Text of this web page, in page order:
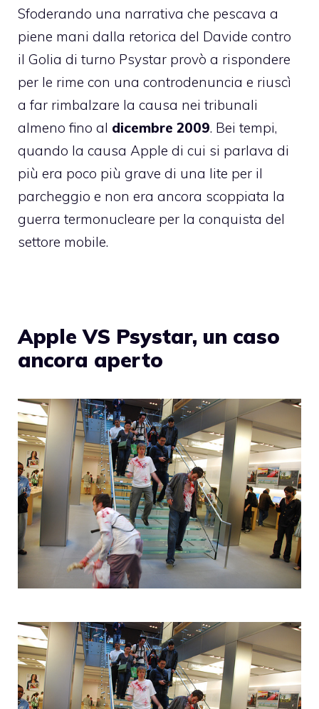
Sfoderando una narrativa che pescava a
piene mani dalla retorica del Davide contro
il Golia di turno Psystar provò a rispondere
per le rime con una controdenuncia e riuscì
a far rimbalzare la causa nei tribunali
almeno fino al dicembre 2009. Bei tempi,
quando la causa Apple di cui si parlava di
più era poco più grave di una lite per il
parcheggio e non era ancora scoppiata la
guerra termonucleare per la conquista del
settore mobile.
Apple VS Psystar, un caso
ancora aperto